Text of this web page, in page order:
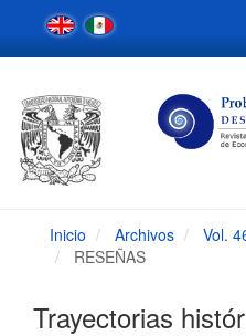
Navegación
principal
Contenido
Barra
lateral
Inicio Archivos
Vol.
RESEÑAS
Trayectorias